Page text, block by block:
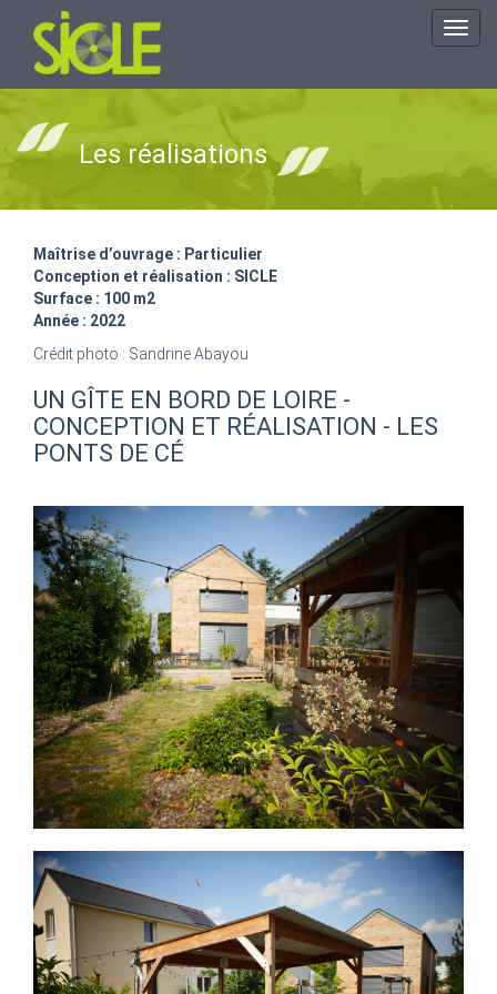
Les réalisations
Maîtrise d’ouvrage : Particulier
Conception et réalisation : SICLE
Surface : 100 m2
Année : 2022
Crédit photo : Sandrine Abayou
UN GÎTE EN BORD DE LOIRE -
CONCEPTION ET RÉALISATION - LES
PONTS DE CÉ